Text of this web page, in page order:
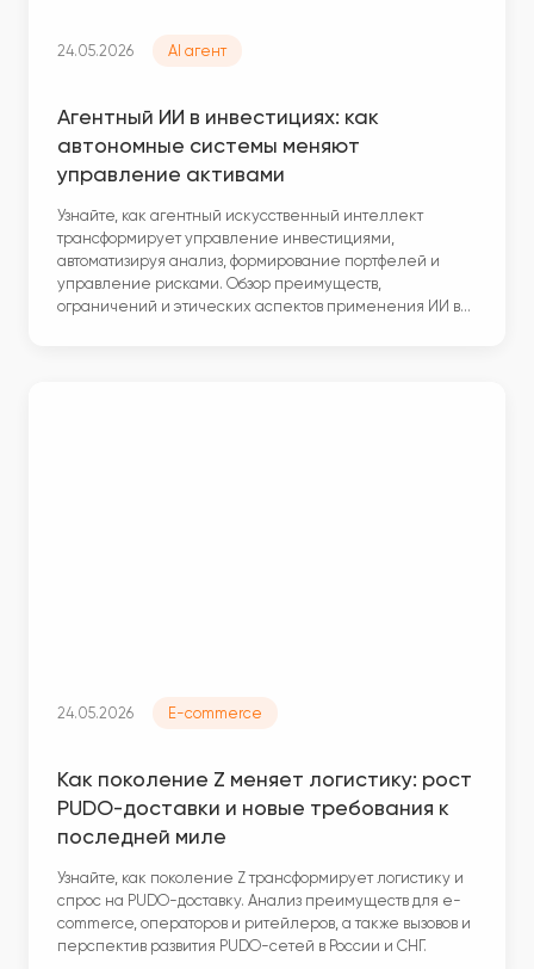
24.05.2026 AI агент
Агентный ИИ в инвестициях: как
автономные системы меняют
управление активами
Узнайте, как агентный искусственный интеллект
трансформирует управление инвестициями,
автоматизируя анализ, формирование портфелей и
управление рисками. Обзор преимуществ,
ограничений и этических аспектов применения ИИ в…
24.05.2026 E-commerce
Как поколение Z меняет логистику: рост
PUDO-доставки и новые требования к
последней миле
Узнайте, как поколение Z трансформирует логистику и
спрос на PUDO-доставку. Анализ преимуществ для e-
commerce, операторов и ритейлеров, а также вызовов и
перспектив развития PUDO-сетей в России и СНГ.